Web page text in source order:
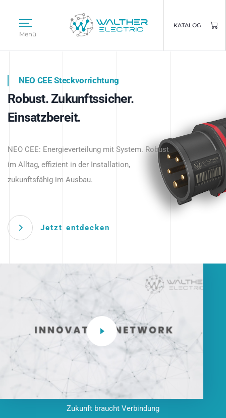
Menü
KATALOG
Intelligente Stromverteilung
beginnt hier.
NEO CEE Steckvorrichtung
Robust. Zukunftssicher.
Einsatzbereit.
NEO CEE: Energieverteilung mit System. Robust
im Alltag, effizient in der Installation,
zukunftsfähig im Ausbau.
Jetzt entdecken
Intelligenz trifft Energie.
Anwendungen – robust, IP-geschützt und
zukunftsfähig.
Zukunft braucht Verbindung